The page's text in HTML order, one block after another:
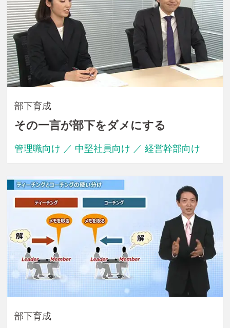
部下育成
その一言が部下をダメにする
管理職向け ／ 中堅社員向け ／ 経営幹部向け
部下育成